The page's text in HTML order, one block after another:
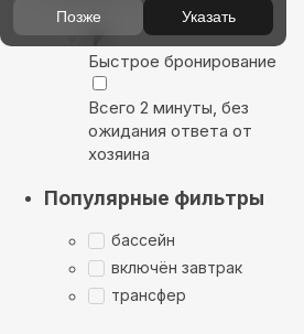
Быстрое бронирование
Всего 2 минуты, без
ожидания ответа от
хозяина
Популярные фильтры
бассейн
включён завтрак
трансфер
Позже Указать